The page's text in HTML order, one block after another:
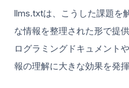
llms.txtは、こうした課題を
な情報を整理された形で提
ログラミングドキュメント
報の理解に大きな効果を発